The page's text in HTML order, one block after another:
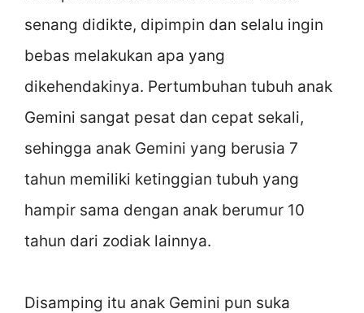
senang didikte, dipimpin dan selalu ingin
bebas melakukan apa yang
dikehendakinya. Pertumbuhan tubuh anak
Gemini sangat pesat dan cepat sekali,
sehingga anak Gemini yang berusia 7
tahun memiliki ketinggian tubuh yang
hampir sama dengan anak berumur 10
tahun dari zodiak lainnya.
Disamping itu anak Gemini pun suka